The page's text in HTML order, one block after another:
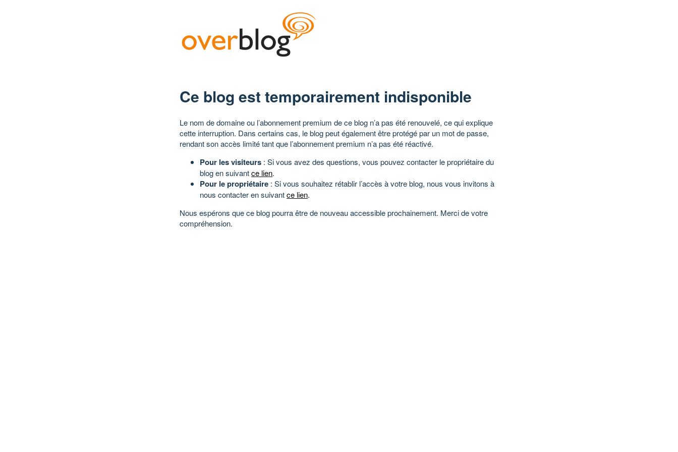
Ce blog est temporairement indisponible
Le nom de domaine ou l’abonnement premium de ce blog n’a pas été renouvelé, ce qui explique
cette interruption. Dans certains cas, le blog peut également être protégé par un mot de passe,
rendant son accès limité tant que l’abonnement premium n’a pas été réactivé.
Pour les visiteurs : Si vous avez des questions, vous pouvez contacter le propriétaire du
blog en suivantce lien.
Pour le propriétaire : Si vous souhaitez rétablir l’accès à votre blog, nous vous invitons à
nous contacter en suivantce lien.
Nous espérons que ce blog pourra être de nouveau accessible prochainement. Merci de votre
compréhension.